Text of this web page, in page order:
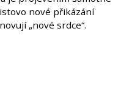
nové přikázání
„nové srdce“.